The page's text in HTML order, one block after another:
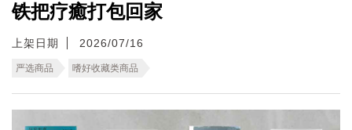
铁把疗癒打包回家
上架日期 2026/07/16
严选商品 嗜好收藏类商品